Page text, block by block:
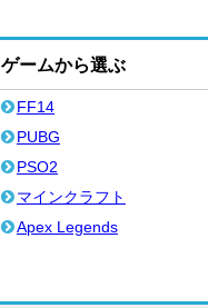
ゲームから選ぶ
FF14
PUBG
PSO2
マインクラフト
Apex Legends